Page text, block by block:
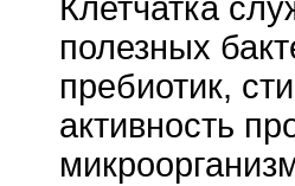
Клетчатка
полезных
пребиотик,
активность